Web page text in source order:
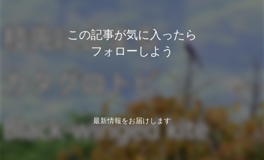
この記事が気に入ったら
フォローしよう
最新情報をお届けします